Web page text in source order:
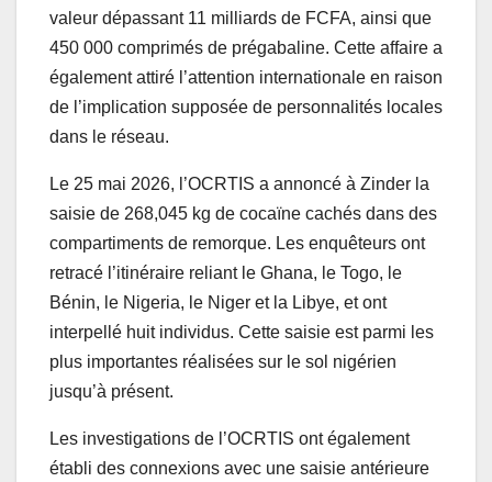
valeur dépassant 11 milliards de FCFA, ainsi que
450 000 comprimés de prégabaline. Cette affaire a
également attiré l’attention internationale en raison
de l’implication supposée de personnalités locales
dans le réseau.
Le 25 mai 2026, l’OCRTIS a annoncé à Zinder la
saisie de 268,045 kg de cocaïne cachés dans des
compartiments de remorque. Les enquêteurs ont
retracé l’itinéraire reliant le Ghana, le Togo, le
Bénin, le Nigeria, le Niger et la Libye, et ont
interpellé huit individus. Cette saisie est parmi les
plus importantes réalisées sur le sol nigérien
jusqu’à présent.
Les investigations de l’OCRTIS ont également
établi des connexions avec une saisie antérieure